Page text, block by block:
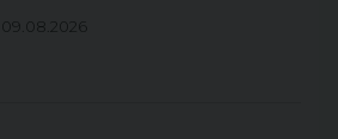
09.08.2026